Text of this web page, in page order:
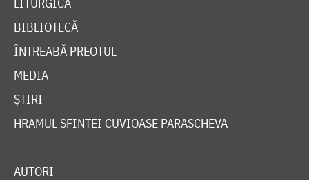
BIBLIOTECĂ
ÎNTREABĂ PREOTUL
MEDIA
ȘTIRI
HRAMUL SFINTEI CUVIOASE PARASCHEVA
AUTORI